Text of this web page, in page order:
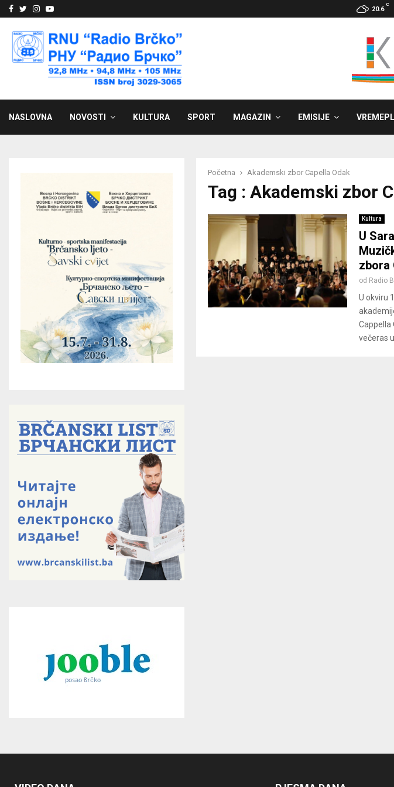
Facebook
Twitter
Instagram
Youtube 20.6
C
NASLOVNA NOVOSTI KULTURA SPORT MAGAZIN EMISIJE
Početna Akademski zbor Capella Odak
Tag : Akademski zbor
Kultura
U
zbora
od Radio
U okviru
Cappella
večeras